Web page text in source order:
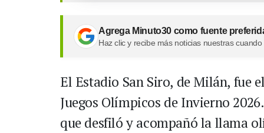
Agrega Minuto30 como fuente
Haz clic y recibe más noticias nuestras
El Estadio San Siro, de Milán, fue
Juegos Olímpicos de Invierno
que desfiló y acompañó la llama